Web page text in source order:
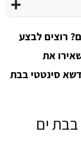
רוצים לבצע
את
דשא סינטטי בבת
בבת ים